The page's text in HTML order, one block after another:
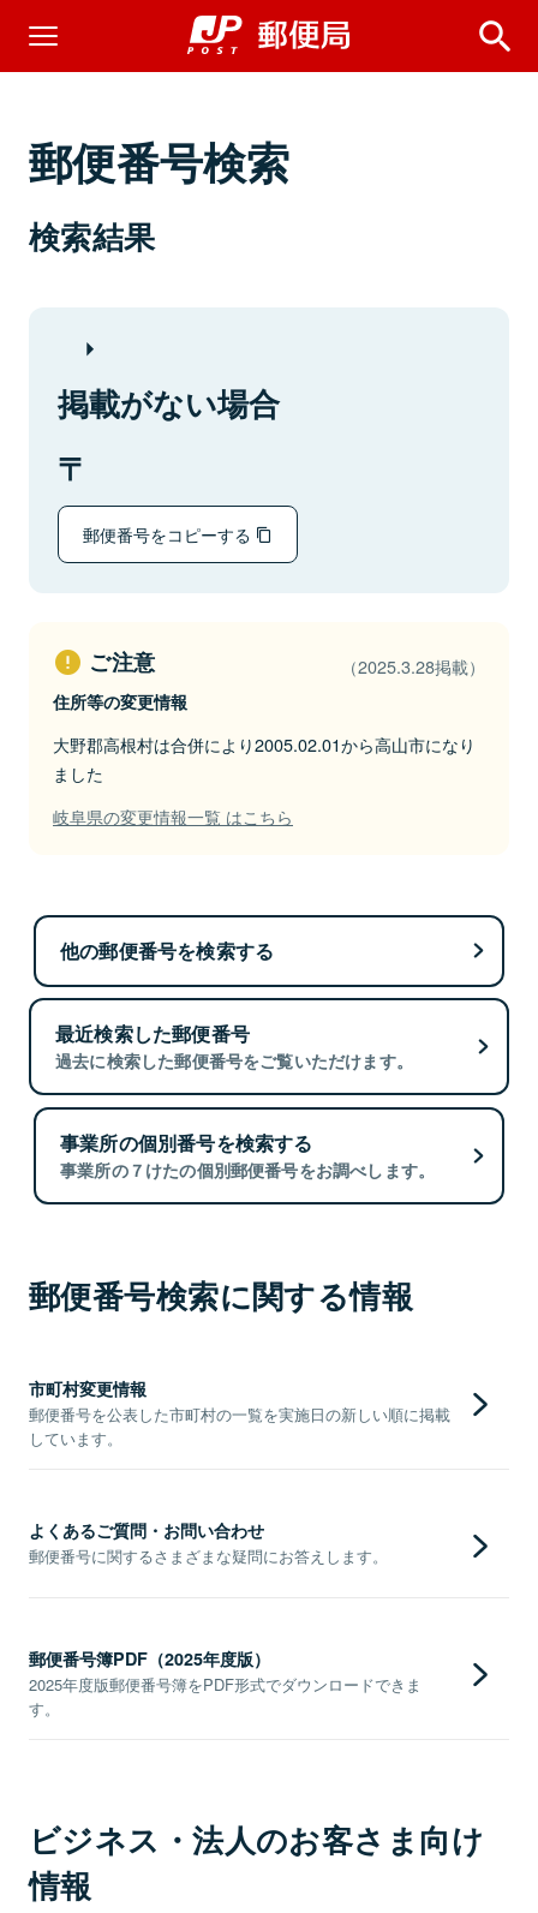
郵便番号検索
検索結果
掲載がない場合
郵便番号をコピーする
ご注意 （2025.3.28掲載）
住所等の変更情報
大野郡高根村は合併により2005.02.01から高山市になり
ました
岐阜県の変更情報一覧 はこちら
他の郵便番号を検索する
最近検索した郵便番号
過去に検索した郵便番号をご覧いただけます。
事業所の個別番号を検索する
事業所の７けたの個別郵便番号をお調べします。
郵便番号検索に関する情報
市町村変更情報
郵便番号を公表した市町村の一覧を実施日の新しい順に掲載
しています。
よくあるご質問・お問い合わせ
郵便番号に関するさまざまな疑問にお答えします。
郵便番号簿PDF（2025年度版）
2025年度版郵便番号簿をPDF形式でダウンロードできま
す。
ビジネス・法人のお客さま向け
情報